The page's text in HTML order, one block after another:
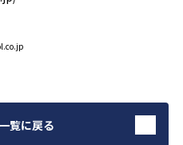
覧に戻る